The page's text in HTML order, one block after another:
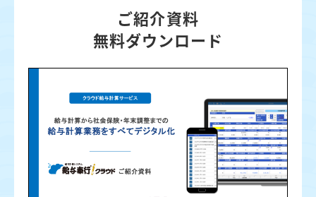
ご紹介資料
無料ダウンロード